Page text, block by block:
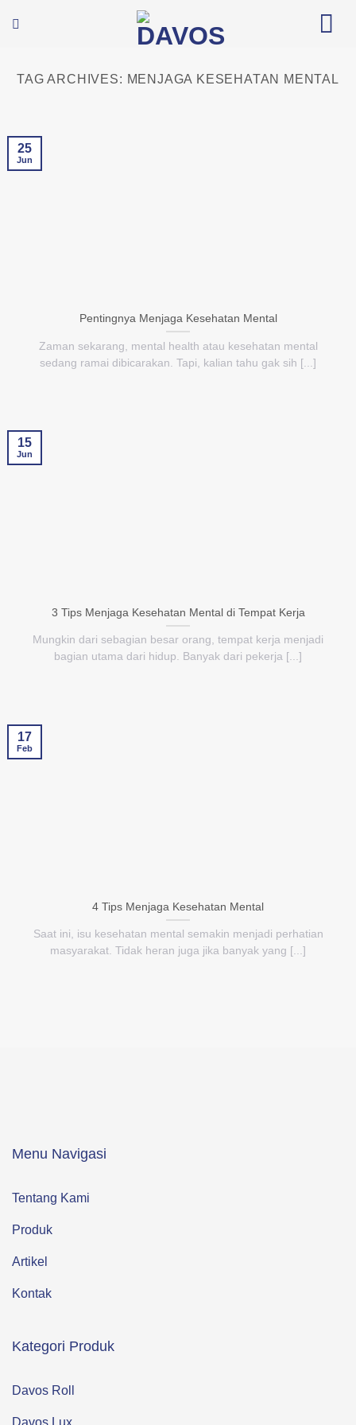
TAG ARCHIVES: MENJAGA KESEHATAN MENTAL
Pentingnya Menjaga Kesehatan Mental
Zaman sekarang, mental health atau kesehatan mental
sedang ramai dibicarakan. Tapi, kalian tahu gak sih [...]
25
Jun
3 Tips Menjaga Kesehatan Mental di Tempat Kerja
Mungkin dari sebagian besar orang, tempat kerja menjadi
bagian utama dari hidup. Banyak dari pekerja [...]
15
Jun
4 Tips Menjaga Kesehatan Mental
Saat ini, isu kesehatan mental semakin menjadi perhatian
masyarakat. Tidak heran juga jika banyak yang [...]
17
Feb
Menu Navigasi
Tentang Kami
Produk
Artikel
Kontak
Kategori Produk
Davos Roll
Davos Lux